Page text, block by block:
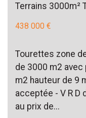
Terrains 3000m²
438 000 €
Tourettes zone
de 3000 m2
m2 hauteur de 9
acceptée - V R D
au prix de...